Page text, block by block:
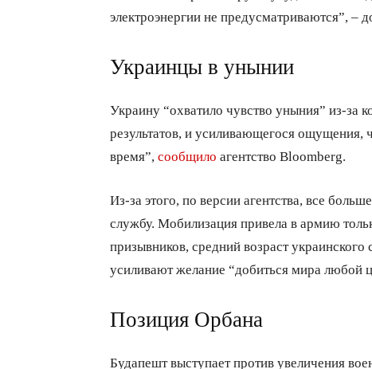
электроэнергии не предусматриваются”, –
Украинцы в унынии
Украину “охватило чувство уныния” из-за
результатов, и усиливающегося ощущения,
время”, сообщило агентство Bloomberg.
Из-за этого, по версии агентства, все
службу. Мобилизация привела в армию
призывников, средний возраст украинского
усиливают желание “добиться мира любой
Позиция Орбана
Будапешт выступает против увеличения